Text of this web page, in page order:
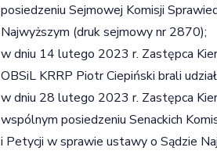
posiedzeniu Sejmowej Komisji
Najwyższym (druk sejmowy nr 2870);
w dniu 14 lutego 2023 r. Zastępca
OBSiL KRRP Piotr Ciepiński brali
w dniu 28 lutego 2023 r. Zastępca
wspólnym posiedzeniu Senackich
i Petycji w sprawie ustawy o Sądzie